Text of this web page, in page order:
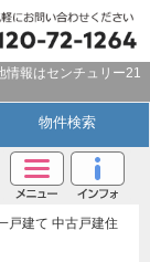
情報はセンチュリー21
物件検索
戸建て 中古戸建住